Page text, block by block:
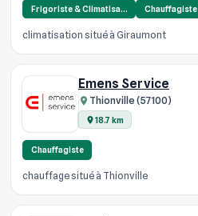
Frigoriste & Climatisa… Chauffagiste
climatisation situé à Giraumont
Emens Service
Thionville (57100)
18.7 km
Chauffagiste
chauffage situé à Thionville